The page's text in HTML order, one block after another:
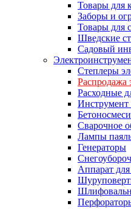
Товары для
Заборы и
Товары для
Шведские
Садовый
Степлеры
Распродажа
Расходные
Инструмент
Сварочное
Лампы
Генераторы
Аппарат